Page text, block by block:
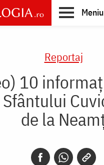
Meniu
Reportaj
10
de la